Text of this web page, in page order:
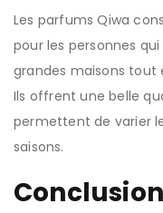
Les parfums Qiwa
pour les personnes
grandes maisons tout
Ils offrent une belle
permettent de varier
saisons.
Conclusion